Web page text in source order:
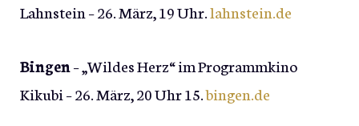
Lahnstein – 26. März, 19 Uhr.lahnstein.de
Bingen– „Wildes Herz“ im Programmkino
Kikubi – 26. März, 20 Uhr 15.bingen.de